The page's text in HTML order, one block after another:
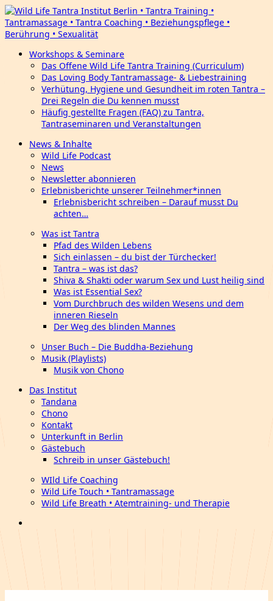
Workshops & Seminare
Das Offene Wild Life Tantra Training (Curriculum)
Das Loving Body Tantramassage- & Liebestraining
Verhütung, Hygiene und Gesundheit im roten Tantra –
Drei Regeln die Du kennen musst
Häufig gestellte Fragen (FAQ) zu Tantra,
Tantraseminaren und Veranstaltungen
News & Inhalte
Wild Life Podcast
News
Newsletter abonnieren
Erlebnisberichte unserer Teilnehmer*innen
Erlebnisbericht schreiben – Darauf musst Du
achten…
Was ist Tantra
Pfad des Wilden Lebens
Sich einlassen – du bist der Türchecker!
Tantra – was ist das?
Shiva & Shakti oder warum Sex und Lust heilig sind
Was ist Essential Sex?
Vom Durchbruch des wilden Wesens und dem
inneren Rieseln
Der Weg des blinden Mannes
Unser Buch – Die Buddha-Beziehung
Musik (Playlists)
Musik von Chono
Das Institut
Tandana
Chono
Kontakt
Unterkunft in Berlin
Gästebuch
Schreib in unser Gästebuch!
WIld Life Coaching
Wild Life Touch • Tantramassage
Wild Life Breath • Atemtraining- und Therapie